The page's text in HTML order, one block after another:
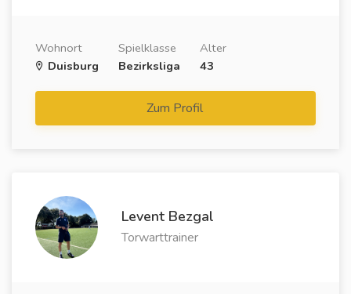
Wohnort
Duisburg
Spielklasse
Bezirksliga
Alter
43
Zum Profil
Levent Bezgal
Torwarttrainer